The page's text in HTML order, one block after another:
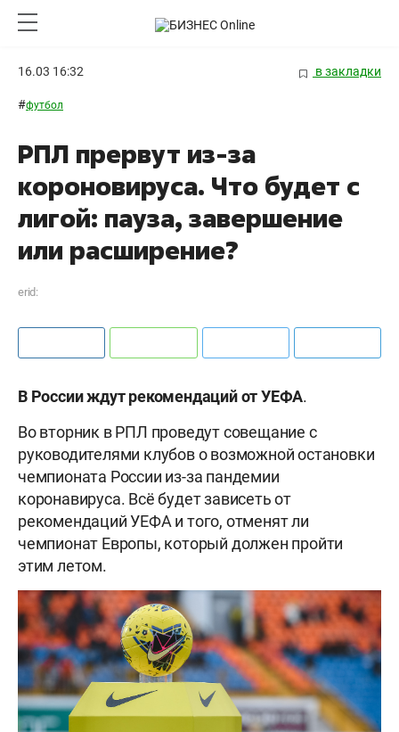
16.03 16:32 в закладки
#футбол
РПЛ прервут из-за
короновируса. Что будет с
лигой: пауза, завершение
или расширение?
erid:
В России ждут рекомендаций от УЕФА.
Во вторник в РПЛ проведут совещание с
руководителями клубов о возможной остановки
чемпионата России из-за пандемии
коронавируса. Всё будет зависеть от
рекомендаций УЕФА и того, отменят ли
чемпионат Европы, который должен пройти
этим летом.